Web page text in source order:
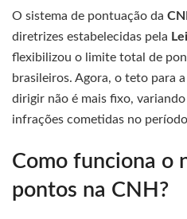
O sistema de pontuação da
diretrizes estabelecidas pela
flexibilizou o limite total de
brasileiros. Agora, o teto para
dirigir não é mais fixo,
infrações cometidas no
Como funciona o
pontos na CNH?